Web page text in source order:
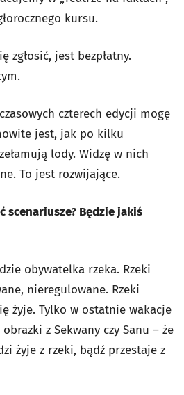
kursu.
zgłosić, jest bezpłatny.
czterech edycji mogę
jest, jak po kilku
lody. Widzę w nich
To jest rozwijające.
scenariusze? Będzie jakiś
obywatelka rzeka. Rzeki
nieregulowane. Rzeki
żyje. Tylko w ostatnie wakacje
z Sekwany czy Sanu – że
żyje z rzeki, bądź przestaje z